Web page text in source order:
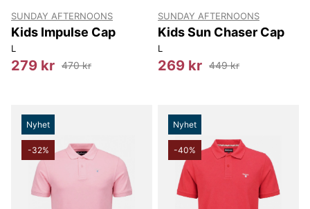
SUNDAY AFTERNOONS
Kids Impulse Cap
L
279 kr 470 kr
SUNDAY AFTERNOONS
Kids Sun Chaser Cap
L
269 kr 449 kr
Nyhet
-32%
Nyhet
-40%